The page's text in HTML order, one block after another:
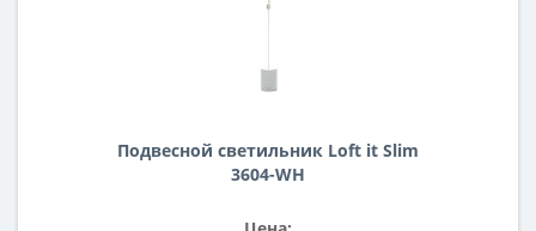
Подвесной светильник Loft it Slim
3604-WH